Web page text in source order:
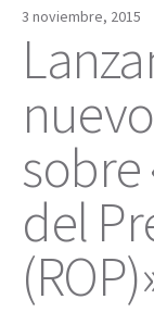
3 noviembre, 2015
sobre
del